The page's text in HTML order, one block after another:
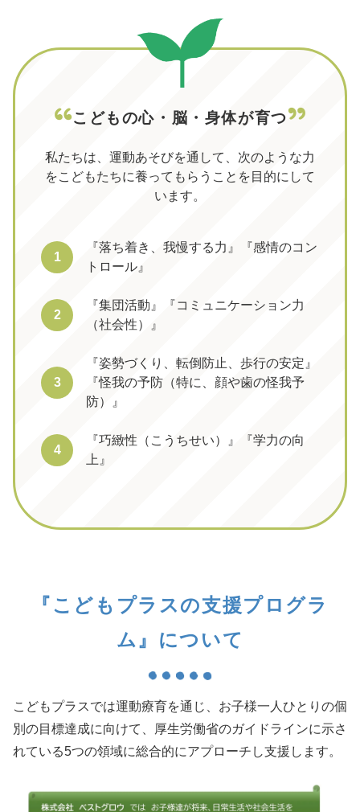
こどもの心・脳・身体が育つ
私たちは、運動あそびを通して、次のような力
をこどもたちに養ってもらうことを目的にして
います。
1
『落ち着き、我慢する力』『感情のコン
トロール』
2
『集団活動』『コミュニケーション力
（社会性）』
3
『姿勢づくり、転倒防止、歩行の安定』
『怪我の予防（特に、顔や歯の怪我予
防）』
4
『巧緻性（こうちせい）』『学力の向
上』
『こどもプラスの支援プログラ
ム』について
こどもプラスでは運動療育を通じ、お子様一人ひとりの個
別の目標達成に向けて、厚生労働省のガイドラインに示さ
れている5つの領域に総合的にアプローチし支援します。